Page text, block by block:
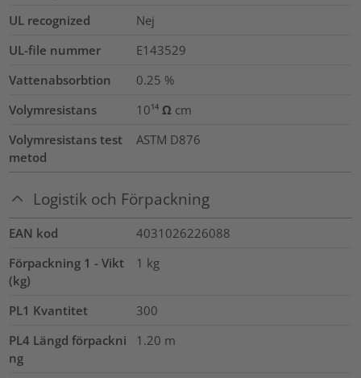
UL recognized
Nej
UL-file nummer
E143529
Vattenabsorbtion
0.25 %
Volymresistans
10¹⁴ Ω cm
Volymresistans test
metod
ASTM D876
Logistik och Förpackning
EAN kod
4031026226088
Förpackning 1 - Vikt
(kg)
1 kg
PL1 Kvantitet
300
PL4 Längd förpackni
ng
1.20 m